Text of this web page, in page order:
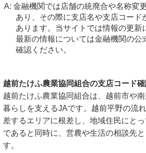
金融機関では店舗の統廃合や名称変
あり、その際に支店名や支店コード
あります。当サイトでは情報の更新
最新の情報については金融機関の公
確認ください。
越前たけふ農業協同組合の支店コード
越前たけふ農業協同組合は、越前市や
暮らしを支えるJAです。越前平野の流
差するエリアに根差し、地域住民にと
であると同時に、営農や生活の相談先
す。